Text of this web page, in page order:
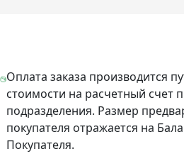
Оплата заказа производится
стоимости на расчетный счет
подразделения. Размер
покупателя отражается на
Покупателя.